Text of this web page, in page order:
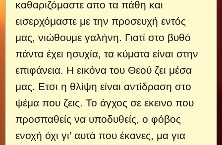
καθαριζόμαστε απο τα πάθη και
εισερχόμαστε με την προσευχή εντός
μας, νιώθουμε γαλήνη. Γιατί στο βυθό
πάντα έχει ησυχία, τα κύματα είναι στην
επιφάνεια. Η εικόνα του Θεού ζει μέσα
μας. Ετσι η θλίψη είναι αντίδραση στο
ψέμα που ζεις. Το άγχος σε εκεινο που
προσπαθείς να υποδυθείς, ο φόβος
ενοχή όχι γι’ αυτά που έκανες, μα για